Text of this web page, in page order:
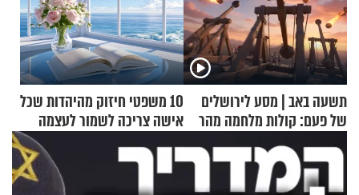
תשעה באב | מסע לירושלים
של פעם: קולות מלחמה מהר
הזיתים
10 משפטי חיזוק מהיהדות שכל
אישה צריכה לשמור לעצמה